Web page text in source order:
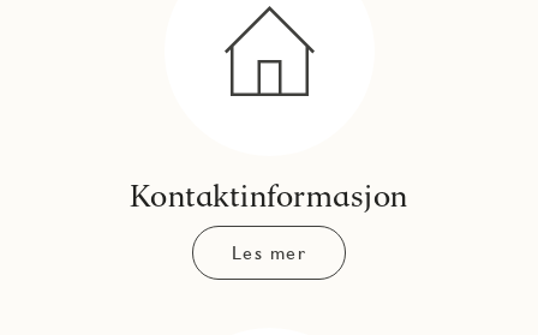
Kontaktinformasjon
Les mer